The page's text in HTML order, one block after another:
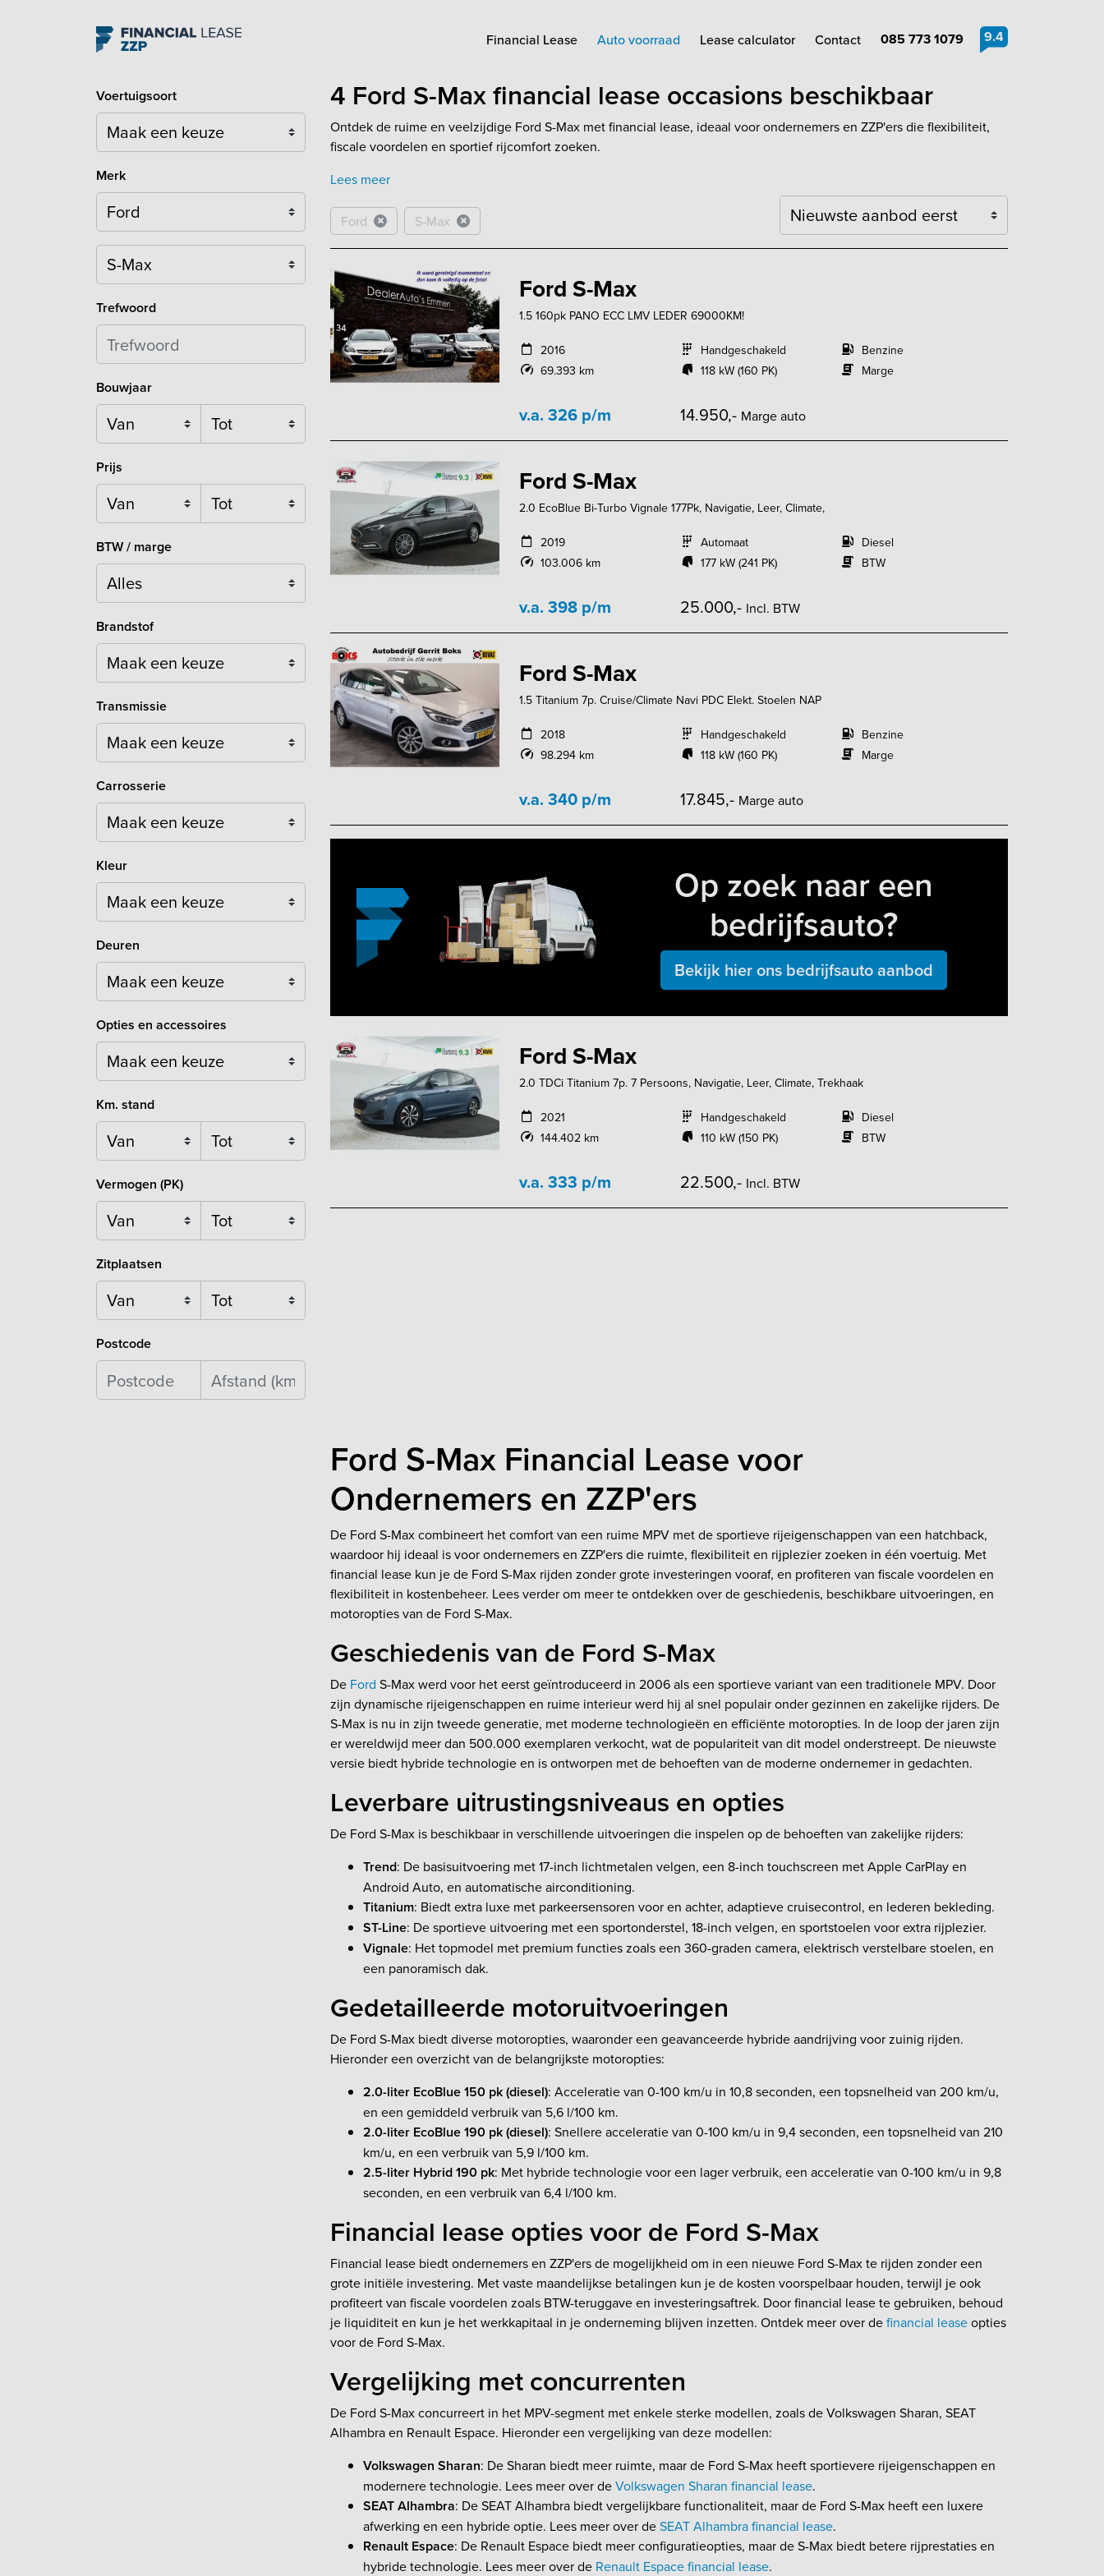
Navigation 9.4
Financial Lease Auto voorraad Lease calculator Contact 085 773 1079
Voertuigsoort
Merk
Trefwoord
Bouwjaar
Prijs
BTW / marge
Brandstof
Maak een keuze
Transmissie
Carrosserie
Maak een keuze
Kleur
Maak een keuze
Deuren
Maak een keuze
Opties en accessoires
Maak een keuze
Km. stand
Vermogen (PK)
Zitplaatsen
Postcode
4 Ford S-Max financial lease occasions beschikbaar
Ontdek de ruime en veelzijdige Ford S-Max met financial lease, ideaal voor ondernemers en ZZP'ers die flexibiliteit,
fiscale voordelen en sportief rijcomfort zoeken.
Lees meer
Ford S-Max
Ford S-Max
1.5 160pk PANO ECC LMV LEDER 69000KM!
2016
69.393 km
Handgeschakeld
118 kW (160 PK)
Benzine
Marge
v.a. 326 p/m 14.950,- Marge auto
Ford S-Max
2.0 EcoBlue Bi-Turbo Vignale 177Pk, Navigatie, Leer, Climate,
2019
103.006 km
Automaat
177 kW (241 PK)
Diesel
BTW
v.a. 398 p/m 25.000,- Incl. BTW
Ford S-Max
1.5 Titanium 7p. Cruise/Climate Navi PDC Elekt. Stoelen NAP
2018
98.294 km
Handgeschakeld
118 kW (160 PK)
Benzine
Marge
v.a. 340 p/m 17.845,- Marge auto
Op zoek naar een
bedrijfsauto?
Bekijk hier ons bedrijfsauto aanbod
Ford S-Max
2.0 TDCi Titanium 7p. 7 Persoons, Navigatie, Leer, Climate, Trekhaak
2021
144.402 km
Handgeschakeld
110 kW (150 PK)
Diesel
BTW
v.a. 333 p/m 22.500,- Incl. BTW
Ford S-Max Financial Lease voor
Ondernemers en ZZP'ers
De Ford S-Max combineert het comfort van een ruime MPV met de sportieve rijeigenschappen van een hatchback,
waardoor hij ideaal is voor ondernemers en ZZP'ers die ruimte, flexibiliteit en rijplezier zoeken in één voertuig. Met
financial lease kun je de Ford S-Max rijden zonder grote investeringen vooraf, en profiteren van fiscale voordelen en
flexibiliteit in kostenbeheer. Lees verder om meer te ontdekken over de geschiedenis, beschikbare uitvoeringen, en
motoropties van de Ford S-Max.
Geschiedenis van de Ford S-Max
De Ford S-Max werd voor het eerst geïntroduceerd in 2006 als een sportieve variant van een traditionele MPV. Door
zijn dynamische rijeigenschappen en ruime interieur werd hij al snel populair onder gezinnen en zakelijke rijders. De
S-Max is nu in zijn tweede generatie, met moderne technologieën en efficiënte motoropties. In de loop der jaren zijn
er wereldwijd meer dan 500.000 exemplaren verkocht, wat de populariteit van dit model onderstreept. De nieuwste
versie biedt hybride technologie en is ontworpen met de behoeften van de moderne ondernemer in gedachten.
Leverbare uitrustingsniveaus en opties
De Ford S-Max is beschikbaar in verschillende uitvoeringen die inspelen op de behoeften van zakelijke rijders:
Trend: De basisuitvoering met 17-inch lichtmetalen velgen, een 8-inch touchscreen met Apple CarPlay en
Android Auto, en automatische airconditioning.
Titanium: Biedt extra luxe met parkeersensoren voor en achter, adaptieve cruisecontrol, en lederen bekleding.
ST-Line: De sportieve uitvoering met een sportonderstel, 18-inch velgen, en sportstoelen voor extra rijplezier.
Vignale: Het topmodel met premium functies zoals een 360-graden camera, elektrisch verstelbare stoelen, en
een panoramisch dak.
Gedetailleerde motoruitvoeringen
De Ford S-Max biedt diverse motoropties, waaronder een geavanceerde hybride aandrijving voor zuinig rijden.
Hieronder een overzicht van de belangrijkste motoropties:
2.0-liter EcoBlue 150 pk (diesel): Acceleratie van 0-100 km/u in 10,8 seconden, een topsnelheid van 200 km/u,
en een gemiddeld verbruik van 5,6 l/100 km.
2.0-liter EcoBlue 190 pk (diesel): Snellere acceleratie van 0-100 km/u in 9,4 seconden, een topsnelheid van 210
km/u, en een verbruik van 5,9 l/100 km.
2.5-liter Hybrid 190 pk: Met hybride technologie voor een lager verbruik, een acceleratie van 0-100 km/u in 9,8
seconden, en een verbruik van 6,4 l/100 km.
Financial lease opties voor de Ford S-Max
Financial lease biedt ondernemers en ZZP'ers de mogelijkheid om in een nieuwe Ford S-Max te rijden zonder een
grote initiële investering. Met vaste maandelijkse betalingen kun je de kosten voorspelbaar houden, terwijl je ook
profiteert van fiscale voordelen zoals BTW-teruggave en investeringsaftrek. Door financial lease te gebruiken, behoud
je liquiditeit en kun je het werkkapitaal in je onderneming blijven inzetten. Ontdek meer over definancial leaseopties
voor de Ford S-Max.
Vergelijking met concurrenten
De Ford S-Max concurreert in het MPV-segment met enkele sterke modellen, zoals de Volkswagen Sharan, SEAT
Alhambra en Renault Espace. Hieronder een vergelijking van deze modellen:
Volkswagen Sharan: De Sharan biedt meer ruimte, maar de Ford S-Max heeft sportievere rijeigenschappen en
modernere technologie. Lees meer over deVolkswagen Sharan financial lease.
SEAT Alhambra: De SEAT Alhambra biedt vergelijkbare functionaliteit, maar de Ford S-Max heeft een luxere
afwerking en een hybride optie. Lees meer over deSEAT Alhambra financial lease.
Renault Espace: De Renault Espace biedt meer configuratieopties, maar de S-Max biedt betere rijprestaties en
hybride technologie. Lees meer over de Renault Espace financial lease.